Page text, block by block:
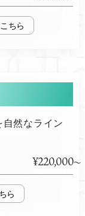
然なライン
¥220,000